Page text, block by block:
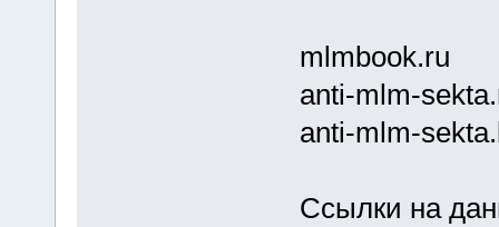
mlmbооk.ru
аnti-mlm-
аnti-mlm-
Ссылки на